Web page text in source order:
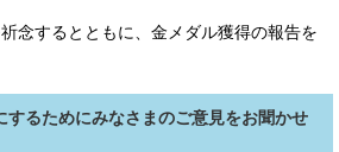
念するとともに、金メダル獲得の報告を
するためにみなさまのご意見をお聞かせ